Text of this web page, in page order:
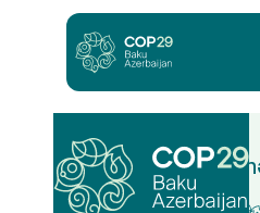
Yaşıl Dünya